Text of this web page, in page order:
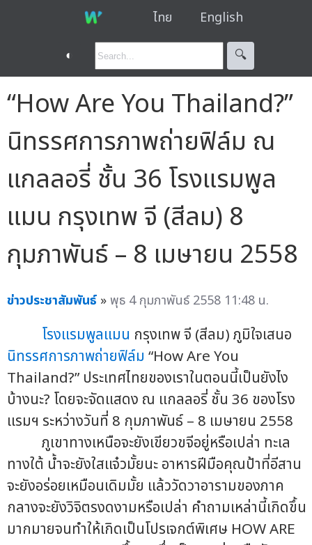
ไทย English
◐ 🔍︎
“How Are You Thailand?”
นิทรรศการภาพถ่ายฟิล์ม ณ
แกลลอรี่ ชั้น 36 โรงแรมพูล
แมน กรุงเทพ จี (สีลม) 8
กุมภาพันธ์ – 8 เมษายน 2558
ข่าวประชาสัมพันธ์ »พุธ 4 กุมภาพันธ์ 2558 11:48 น.
โรงแรมพูลแมน กรุงเทพ จี (สีลม) ภูมิใจเสนอ
นิทรรศการภาพถ่ายฟิล์ม “How Are You
Thailand?” ประเทศไทยของเราในตอนนี้เป็นยังไง
บ้างนะ? โดยจะจัดแสดง ณ แกลลอรี่ ชั้น 36 ของโรง
แรมฯ ระหว่างวันที่ 8 กุมภาพันธ์ – 8 เมษายน 2558
ภูเขาทางเหนือจะยังเขียวขจีอยู่หรือเปล่า ทะเล
ทางใต้ น้ำจะยังใสแจ๋วมั้ยนะ อาหารฝีมือคุณป้าที่อีสาน
จะยังอร่อยเหมือนเดิมมั้ย แล้ววัดวาอารามของภาค
กลางจะยังวิจิตรงดงามหรือเปล่า คำถามเหล่านี้เกิดขึ้น
มากมายจนทำให้เกิดเป็นโปรเจกต์พิเศษ HOW ARE